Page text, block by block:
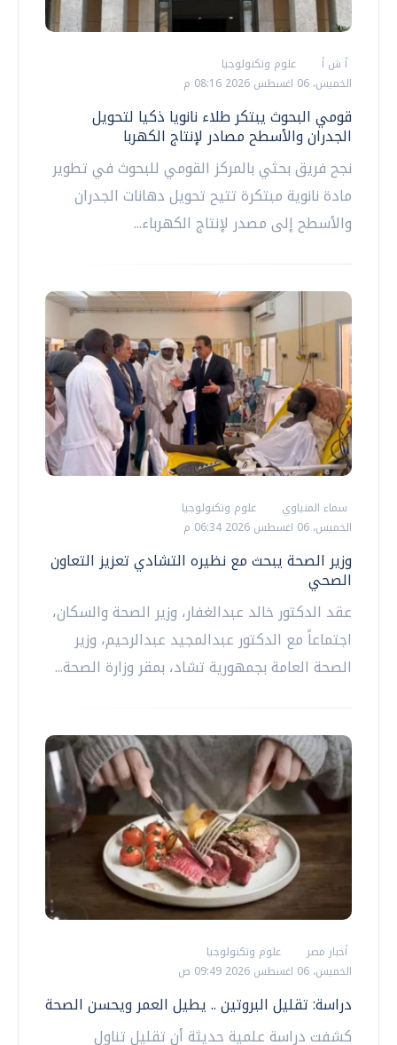
أ ش أ
علوم وتكنولوجيا
الخميس، 06 اغسطس 2026 08:16 م
قومي البحوث يبتكر طلاء نانويا ذكيا لتحويل
الجدران والأسطح مصادر لإنتاج الكهربا
نجح فريق بحثي بالمركز القومي للبحوث في تطوير
مادة نانوية مبتكرة تتيح تحويل دهانات الجدران
والأسطح إلى مصدر لإنتاج الكهرباء...
سماء المنياوي
علوم وتكنولوجيا
الخميس، 06 اغسطس 2026 06:34 م
وزير الصحة يبحث مع نظيره التشادي تعزيز التعاون
الصحي
عقد الدكتور خالد عبدالغفار، وزير الصحة والسكان،
اجتماعاً مع الدكتور عبدالمجيد عبدالرحيم، وزير
الصحة العامة بجمهورية تشاد، بمقر وزارة الصحة...
أخبار مصر
علوم وتكنولوجيا
الخميس، 06 اغسطس 2026 09:49 ص
دراسة: تقليل البروتين .. يطيل العمر ويحسن الصحة
كشفت دراسة علمية حديثة أن تقليل تناول